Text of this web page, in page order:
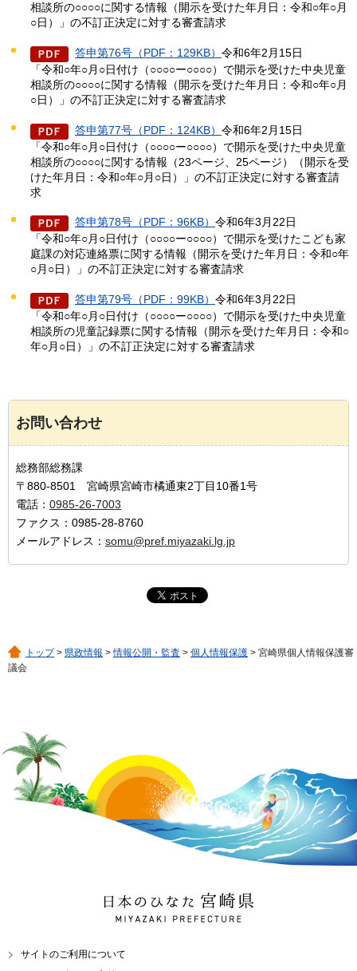
相談所の○○○○に関する情報（開示を受けた年月日：令和○年○月
○日）」の不訂正決定に対する審査請求
答申第76号（PDF：129KB） 令和6年2月15日
「令和○年○月○日付け（○○○○ー○○○○）で開示を受けた中央児童
相談所の○○○○に関する情報（開示を受けた年月日：令和○年○月
○日）」の不訂正決定に対する審査請求
答申第77号（PDF：124KB） 令和6年2月15日
「令和○年○月○日付け（○○○○ー○○○○）で開示を受けた中央児童
相談所の○○○○に関する情報（23ページ、25ページ）（開示を受
けた年月日：令和○年○月○日）」の不訂正決定に対する審査請
求
答申第78号（PDF：96KB） 令和6年3月22日
「令和○年○月○日付け（○○○○ー○○○○）で開示を受けたこども家
庭課の対応連絡票に関する情報（開示を受けた年月日：令和○年
○月○日）」の不訂正決定に対する審査請求
答申第79号（PDF：99KB） 令和6年3月22日
「令和○年○月○日付け（○○○○ー○○○○）で開示を受けた中央児童
相談所の児童記録票に関する情報（開示を受けた年月日：令和○
年○月○日）」の不訂正決定に対する審査請求
お問い合わせ
総務部総務課
〒880-8501 宮崎県宮崎市橘通東2丁目10番1号
電話： 0985-26-7003
ファクス：0985-28-8760
メールアドレス： somu@pref.miyazaki.lg.jp
トップ> 県政情報 >情報公開・監査 > 個人情報保護 > 宮崎県個人情報保護審
議会
日本のひなた 宮崎県
MIYAZAKI PREFECTURE
サイトのご利用について